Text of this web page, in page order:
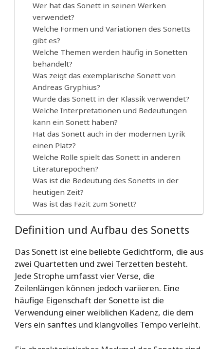
Wer hat das Sonett in seinen Werken
verwendet?
Welche Formen und Variationen des Sonetts
gibt es?
Welche Themen werden häufig in Sonetten
behandelt?
Was zeigt das exemplarische Sonett von
Andreas Gryphius?
Wurde das Sonett in der Klassik verwendet?
Welche Interpretationen und Bedeutungen
kann ein Sonett haben?
Hat das Sonett auch in der modernen Lyrik
einen Platz?
Welche Rolle spielt das Sonett in anderen
Literaturepochen?
Was ist die Bedeutung des Sonetts in der
heutigen Zeit?
Was ist das Fazit zum Sonett?
Definition und Aufbau des Sonetts
Das Sonett ist eine beliebte Gedichtform, die aus
zwei Quartetten und zwei Terzetten besteht.
Jede Strophe umfasst vier Verse, die
Zeilenlängen können jedoch variieren. Eine
häufige Eigenschaft der Sonette ist die
Verwendung einer weiblichen Kadenz, die dem
Vers ein sanftes und klangvolles Tempo verleiht.